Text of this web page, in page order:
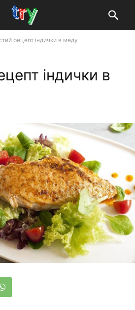
рецепт індички в меду
індички в